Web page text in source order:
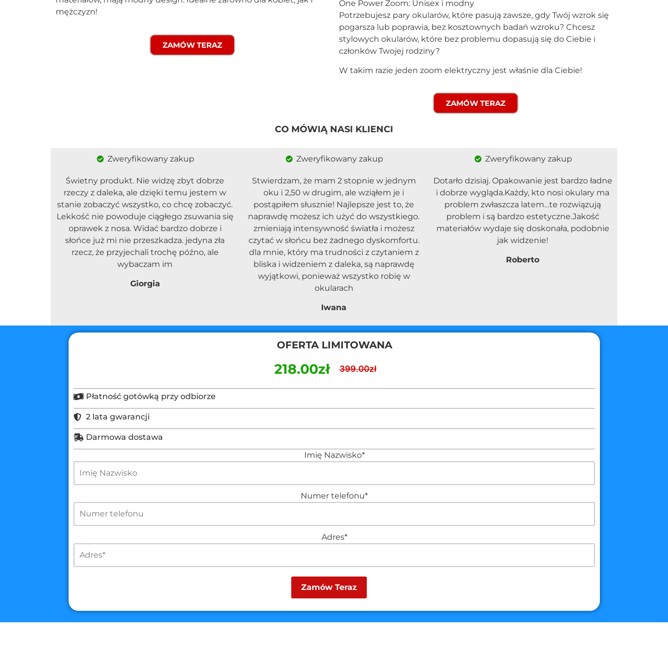
mężczyzn!
ZAMÓW TERAZ
One Power Zoom: Unisex i modny
Potrzebujesz pary okularów, które pasują zawsze, gdy Twój wzrok się
pogarsza lub poprawia, bez kosztownych badań wzroku? Chcesz
stylowych okularów, które bez problemu dopasują się do Ciebie i
członków Twojej rodziny?
W takim razie jeden zoom elektryczny jest właśnie dla Ciebie!
ZAMÓW TERAZ
CO MÓWIĄ NASI KLIENCI
Zweryfikowany zakup
Świetny produkt. Nie widzę zbyt dobrze
rzeczy z daleka, ale dzięki temu jestem w
stanie zobaczyć wszystko, co chcę zobaczyć.
Lekkość nie powoduje ciągłego zsuwania się
oprawek z nosa. Widać bardzo dobrze i
słońce już mi nie przeszkadza. jedyna zła
rzecz, że przyjechali trochę późno, ale
wybaczam im
Giorgia
Zweryfikowany zakup
Stwierdzam, że mam 2 stopnie w jednym
oku i 2,50 w drugim, ale wziąłem je i
postąpiłem słusznie! Najlepsze jest to, że
naprawdę możesz ich użyć do wszystkiego.
zmieniają intensywność światła i możesz
czytać w słońcu bez żadnego dyskomfortu.
dla mnie, który ma trudności z czytaniem z
bliska i widzeniem z daleka, są naprawdę
wyjątkowi, ponieważ wszystko robię w
okularach
Iwana
Zweryfikowany zakup
Dotarło dzisiaj. Opakowanie jest bardzo ładne
i dobrze wygląda.Każdy, kto nosi okulary ma
problem zwłaszcza latem…te rozwiązują
problem i są bardzo estetyczne.Jakość
materiałów wydaje się doskonała, podobnie
jak widzenie!
Roberto
OFERTA LIMITOWANA
218.00zł 399.00zł
Płatność gotówką przy odbiorze
2 lata gwarancji
Darmowa dostawa
Imię Nazwisko*
Numer telefonu*
Adres*